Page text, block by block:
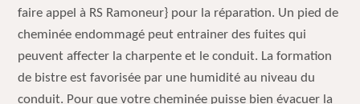
faire appel à RS Ramoneur} pour la réparation. Un pied de
cheminée endommagé peut entrainer des fuites qui
peuvent affecter la charpente et le conduit. La formation
de bistre est favorisée par une humidité au niveau du
conduit. Pour que votre cheminée puisse bien évacuer la